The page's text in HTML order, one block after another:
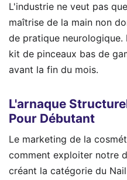
L'industrie ne veut pas
maîtrise de la main non
de pratique
kit de pinceaux bas de
avant la fin du mois.
L'arnaque
Pour Débutant
Le marketing de la
comment exploiter notre
créant la catégorie du